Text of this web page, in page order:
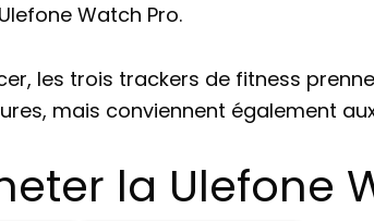
Watch Pro.
les trois trackers de fitness
mais conviennent également
la Ulefone